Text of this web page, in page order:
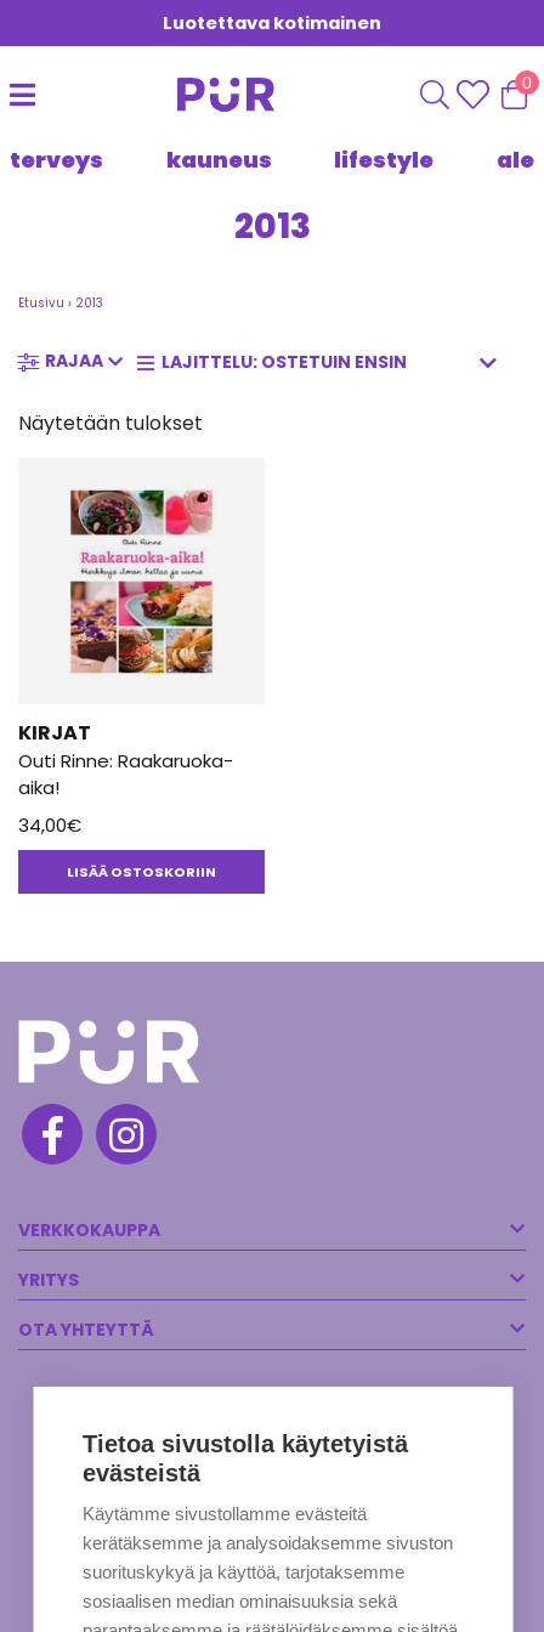
Luotettava kotimainen
0
terveys kauneus lifestyle ale
2013
Etusivu › 2013
RAJAA
Näytetään tulokset
KIRJAT
Outi Rinne: Raakaruoka-
aika!
34,00€
LISÄÄ OSTOSKORIIN
VERKKOKAUPPA
YRITYS
OTA YHTEYTTÄ
Tietoa sivustolla käytetyistä
evästeistä
Käytämme sivustollamme evästeitä
kerätäksemme ja analysoidaksemme sivuston
suorituskykyä ja käyttöä, tarjotaksemme
sosiaalisen median ominaisuuksia sekä